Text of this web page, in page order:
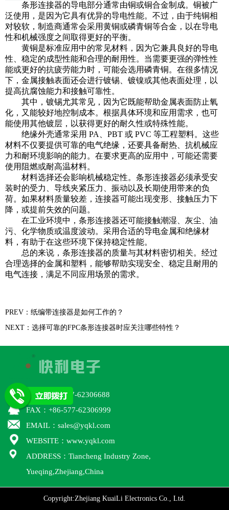
条形连接器的导电部分通常由铜或铜合金制成。铜被广
泛使用，是因为它具有优异的导电性能。不过，由于纯铜相
对较软，制造商通常会采用黄铜或磷青铜等合金，以在导电
性和机械强度之间取得更好的平衡。
黄铜是标准应用中的常见材料，因为它兼具良好的导电
性、稳定的成型性能和合理的耐用性。当需要更强的弹性性
能或更好的抗疲劳能力时，可能会选用磷青铜。在很多情况
下，金属接触表面还会进行镀锡、镀镍或其他表面处理，以
提高抗腐蚀能力和接触可靠性。
其中，镀锡尤其常见，因为它既能帮助金属表面防止氧
化，又能较好地控制成本。根据具体环境和应用需求，也可
能使用其他镀层，以获得更好的耐久性或特殊性能。
绝缘外壳通常采用 PA、PBT 或 PVC 等工程塑料。这些
材料不仅要提供可靠的电气绝缘，还要具备耐热、抗机械应
力和耐环境影响的能力。在要求更高的应用中，可能还需要
使用阻燃或耐高温材料。
材料选择还会影响机械稳定性。条形连接器必须承受安
装时的受力、导线夹紧压力、振动以及长期使用带来的负
荷。如果材料质量较差，连接器可能出现变形、接触压力下
降，或提前失效的问题。
在工业环境中，条形连接器还可能接触潮湿、灰尘、油
污、化学物质或温度波动。采用合适的导电金属和绝缘材
料，有助于在这些环境下保持稳定性能。
总的来说，条形连接器的质量与其材料密切相关。经过
合理选择的金属和塑料，能够帮助实现安全、稳定且耐用的
电气连接，满足不同应用场景的需求。
PREV：纸编带连接器是如何工作的？
NEXT：选择可靠的FPC条形连接器时应关注哪些特性？
TEL：+86-577-62306688
FAX：+86-577-62306999
EMAIL：sales@yqkl.com
WEBSITE：www.yqkl.com
ADDRESS：Tiancheng Industry Zone,
Yueqing,Zhejiang,China
Copyright:Zhejiang KuaiLi Electronics Co., Ltd.